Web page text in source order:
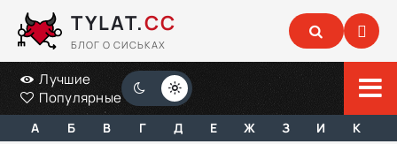
TYLAT.CC
БЛОГ О СИСЬКАХ
Лучшие
Популярные
А Б В Г Д Е Ж З И К